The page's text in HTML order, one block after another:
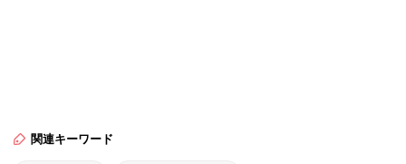
関連キーワード